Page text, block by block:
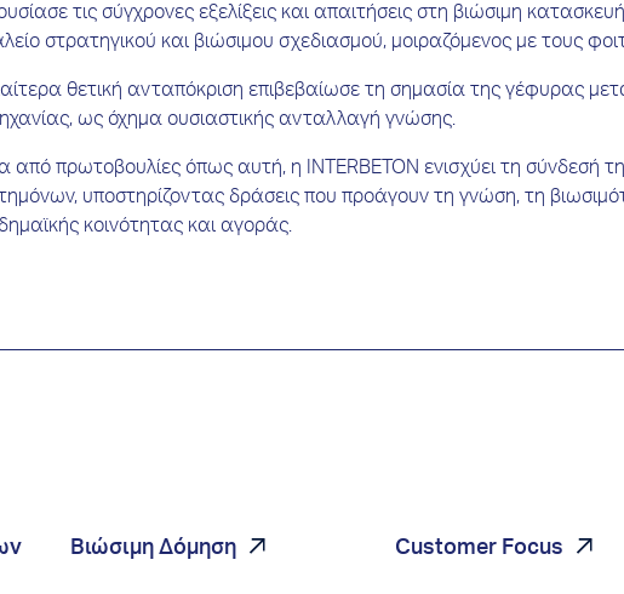
τις σύγχρονες εξελίξεις και απαιτήσεις στη βιώσιμη
στρατηγικού και βιώσιμου σχεδιασμού, μοιραζόμενος με τους
θετική ανταπόκριση επιβεβαίωσε τη σημασία της γέφυρας
ως όχημα ουσιαστικής ανταλλαγή γνώσης.
από πρωτοβουλίες όπως αυτή, η INTERBETON ενισχύει τη σύνδεσή
υποστηρίζοντας δράσεις που προάγουν τη γνώση, τη
κοινότητας και αγοράς.
Βιώσιμη Δόμηση Customer Focus